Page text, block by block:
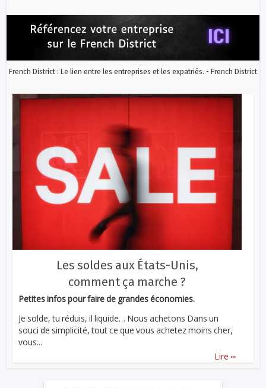
French District : Le lien entre les entreprises et les expatriés. - French District
Les soldes aux États-Unis,
comment ça marche ?
Petites infos pour faire de grandes économies.
Je solde, tu réduis, il liquide… Nous achetons Dans un
souci de simplicité, tout ce que vous achetez moins cher,
vous...
Lire ...